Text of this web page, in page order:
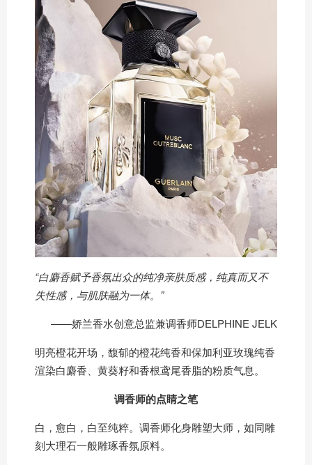
“白麝香赋予香氛出众的纯净亲肤质感，纯真而又不
失性感，与肌肤融为一体。”
——娇兰香水创意总监兼调香师DELPHINE JELK
明亮橙花开场，馥郁的橙花纯香和保加利亚玫瑰纯香
渲染白麝香、黄葵籽和香根鸢尾香脂的粉质气息。
调香师的点睛之笔
白，愈白，白至纯粹。调香师化身雕塑大师，如同雕
刻大理石一般雕琢香氛原料。